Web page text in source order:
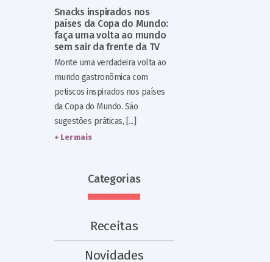
Snacks inspirados nos
países da Copa do Mundo:
faça uma volta ao mundo
sem sair da frente da TV
Monte uma verdadeira volta ao
mundo gastronômica com
petiscos inspirados nos países
da Copa do Mundo. São
sugestões práticas, [...]
+ Ler mais
Categorias
Receitas
Novidades